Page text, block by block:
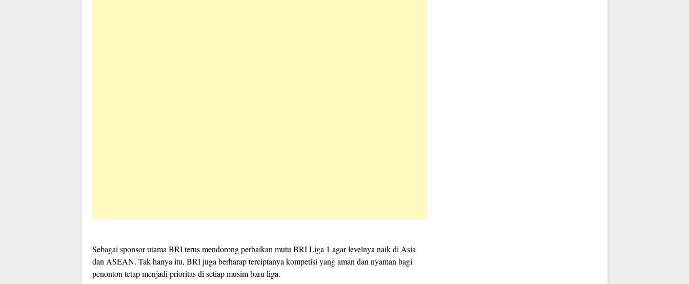
Sebagai sponsor utama BRI terus mendorong perbaikan mutu BRI Liga 1 agar levelnya naik di Asia
dan ASEAN. Tak hanya itu, BRI juga berharap terciptanya kompetisi yang aman dan nyaman bagi
penonton tetap menjadi prioritas di setiap musim baru liga.